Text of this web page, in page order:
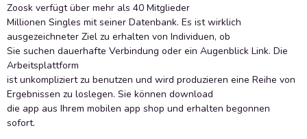
Zoosk verfügt über mehr als 40 Mitglieder
Millionen Singles mit seiner Datenbank. Es ist wirklich
ausgezeichneter Ziel zu erhalten von Individuen, ob
Sie suchen dauerhafte Verbindung oder ein Augenblick Link. Die
Arbeitsplattform
ist unkompliziert zu benutzen und wird produzieren eine Reihe von
Ergebnissen zu loslegen. Sie können download
die app aus Ihrem mobilen app shop und erhalten begonnen
sofort.